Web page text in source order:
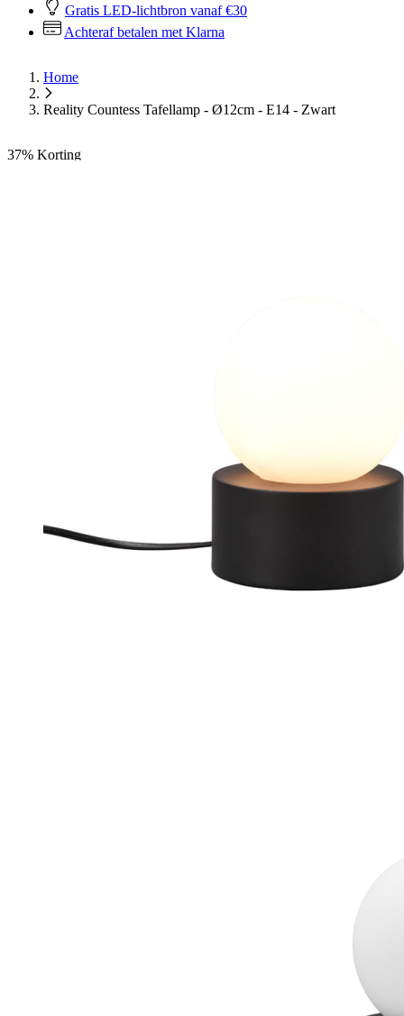
Gratis LED-lichtbron vanaf €30
Achteraf betalen met Klarna
Home
Reality Countess Tafellamp - Ø12cm - E14 - Zwart
37% Korting